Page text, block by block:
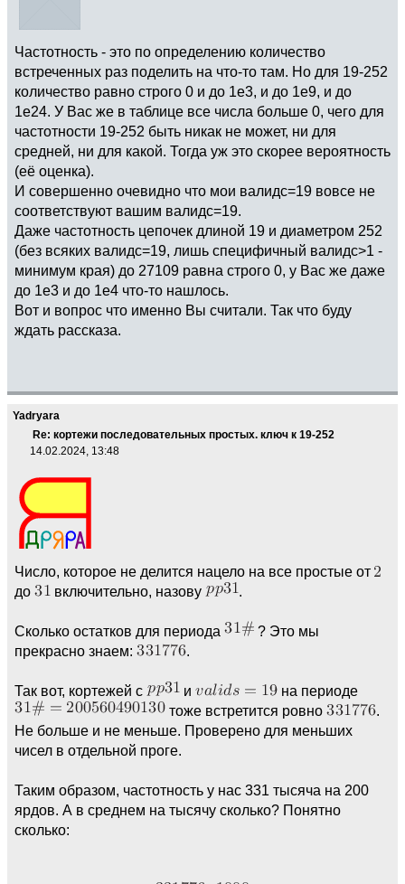
Частотность - это по определению количество
встреченных раз поделить на что-то там. Но для 19-252
количество равно строго 0 и до 1e3, и до 1e9, и до
1e24. У Вас же в таблице все числа больше 0, чего для
частотности 19-252 быть никак не может, ни для
средней, ни для какой. Тогда уж это скорее вероятность
(её оценка).
И совершенно очевидно что мои валидс=19 вовсе не
соответствуют вашим валидс=19.
Даже частотность цепочек длиной 19 и диаметром 252
(без всяких валидс=19, лишь специфичный валидс>1 -
минимум края) до 27109 равна строго 0, у Вас же даже
до 1e3 и до 1e4 что-то нашлось.
Вот и вопрос что именно Вы считали. Так что буду
ждать рассказа.
Yadryara
Re: кортежи последовательных простых. ключ к 19-252
14.02.2024, 13:48
Число, которое не делится нацело на все простые от
до
включительно, назову .
Сколько остатков для периода
? Это мы
прекрасно знаем:
.
Так вот, кортежей с и
на периоде
тоже встретится ровно
.
Не больше и не меньше. Проверено для меньших
чисел в отдельной проге.
Таким образом, частотность у нас 331 тысяча на 200
ярдов. А в среднем на тысячу сколько? Понятно
сколько: